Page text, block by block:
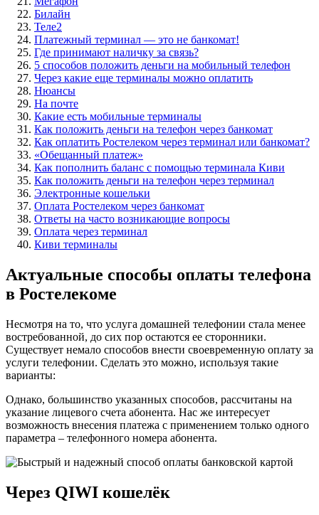
Билайн
Теле2
Платежный терминал — это не банкомат!
Где принимают наличку за связь?
5 способов положить деньги на мобильный телефон
Через какие еще терминалы можно оплатить
Нюансы
На почте
Какие есть мобильные терминалы
Как положить деньги на телефон через банкомат
Как оплатить Ростелеком через терминал или банкомат?
«Обещанный платеж»
Как пополнить баланс с помощью терминала Киви
Как положить деньги на телефон через терминал
Электронные кошельки
Оплата Ростелеком через банкомат
Ответы на часто возникающие вопросы
Оплата через терминал
Киви терминалы
Актуальные способы оплаты телефона
в Ростелекоме
Несмотря на то, что услуга домашней телефонии стала менее
востребованной, до сих пор остаются ее сторонники.
Существует немало способов внести своевременную оплату за
услуги телефонии. Сделать это можно, используя такие
варианты:
Однако, большинство указанных способов, рассчитаны на
указание лицевого счета абонента. Нас же интересует
возможность внесения платежа с применением только одного
параметра – телефонного номера абонента.
Через QIWI кошелёк